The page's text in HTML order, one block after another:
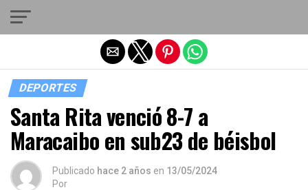
DEPORTES
Santa Rita venció 8-7 a
Maracaibo en sub23 de béisbol
Publicado hace 2 años en 13/05/2024
Por